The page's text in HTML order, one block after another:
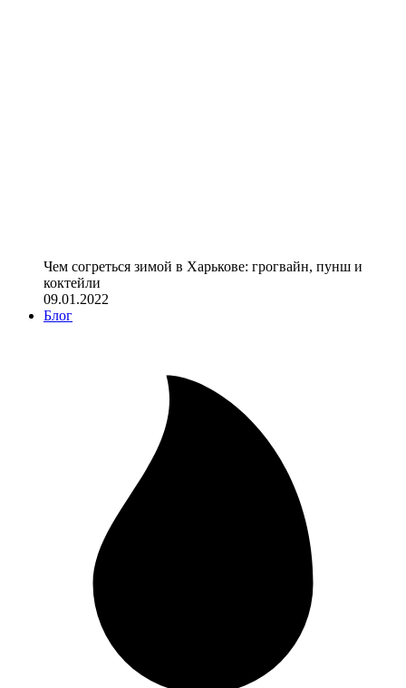
Чем согреться зимой в Харькове: грогвайн, пунш и
коктейли
09.01.2022
Блог